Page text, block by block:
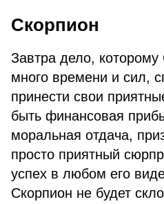
Скорпион
Завтра дело, которому
много времени и сил,
принести свои
быть финансовая
моральная отдача,
просто приятный
успех в любом его
Скорпион не будет